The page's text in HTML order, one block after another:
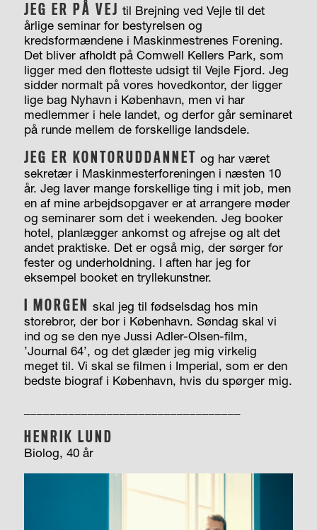
JEG ER PÅ VEJ til Brejning ved Vejle til det
årlige seminar for bestyrelsen og
kredsformændene i Maskinmestrenes Forening.
Det bliver afholdt på Comwell Kellers Park, som
ligger med den flotteste udsigt til Vejle Fjord. Jeg
sidder normalt på vores hovedkontor, der ligger
lige bag Nyhavn i København, men vi har
medlemmer i hele landet, og derfor går seminaret
på runde mellem de forskellige landsdele.
JEG ER KONTORUDDANNET og har været
sekretær i Maskinmesterforeningen i næsten 10
år. Jeg laver mange forskellige ting i mit job, men
en af mine arbejdsopgaver er at arrangere møder
og seminarer som det i weekenden. Jeg booker
hotel, planlægger ankomst og afrejse og alt det
andet praktiske. Det er også mig, der sørger for
fester og underholdning. I aften har jeg for
eksempel booket en tryllekunstner.
I MORGEN skal jeg til fødselsdag hos min
storebror, der bor i København. Søndag skal vi
ind og se den nye Jussi Adler-Olsen-film,
’Journal 64’, og det glæder jeg mig virkelig
meget til. Vi skal se filmen i Imperial, som er den
bedste biograf i København, hvis du spørger mig.
HENRIK LUND
Biolog, 40 år